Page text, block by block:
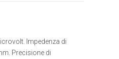
Impedenza di
Precisione di